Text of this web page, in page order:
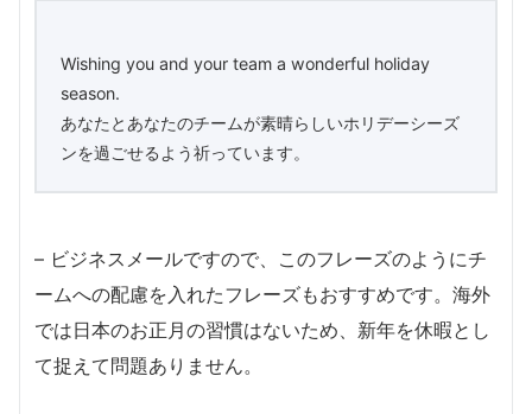
Wishing you and your team a wonderful holiday
season.
あなたとあなたのチームが素晴らしいホリデーシーズ
ンを過ごせるよう祈っています。
– ビジネスメールですので、このフレーズのようにチ
ームへの配慮を入れたフレーズもおすすめです。海外
では日本のお正月の習慣はないため、新年を休暇とし
て捉えて問題ありません。